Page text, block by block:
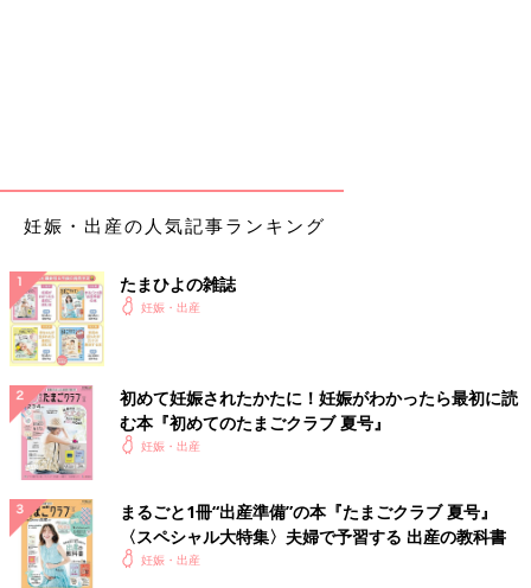
胎動・胎教
仕事
ファッション
『初めてのたまごクラブ』最新号はこちら！
日常生活の気がかりＱ＆Ａ
体の冷え
妊娠・出産の人気記事ランキング
たまひよの雑誌
妊娠・出産
初めて妊娠されたかたに！妊娠がわかったら最初に読
む本『初めてのたまごクラブ 夏号』
妊娠・出産
まるごと1冊“出産準備”の本『たまごクラブ 夏号』
〈スペシャル大特集〉夫婦で予習する 出産の教科書
妊娠・出産